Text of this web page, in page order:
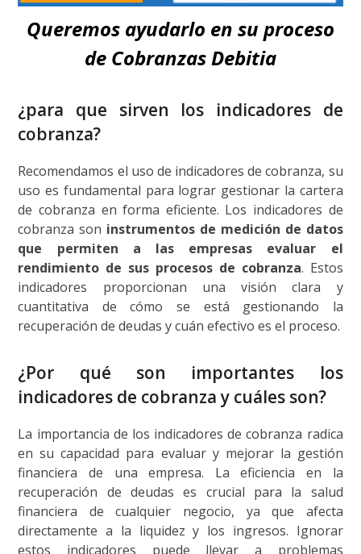
Queremos ayudarlo en su proceso
de Cobranzas Debitia
¿para que sirven los indicadores de
cobranza?
Recomendamos el uso de indicadores de cobranza, su
uso es fundamental para lograr gestionar la cartera
de cobranza en forma eficiente. Los indicadores de
cobranza son instrumentos de medición de datos
que permiten a las empresas evaluar el
rendimiento de sus procesos de cobranza. Estos
indicadores proporcionan una visión clara y
cuantitativa de cómo se está gestionando la
recuperación de deudas y cuán efectivo es el proceso.
¿Por qué son importantes los
indicadores de cobranza y cuáles son?
La importancia de los indicadores de cobranza radica
en su capacidad para evaluar y mejorar la gestión
financiera de una empresa. La eficiencia en la
recuperación de deudas es crucial para la salud
financiera de cualquier negocio, ya que afecta
directamente a la liquidez y los ingresos. Ignorar
estos indicadores puede llevar a problemas